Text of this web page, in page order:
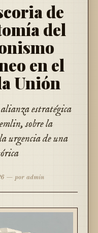
de
del
en el
Unión
estratégica
sobre la
urgencia de una
— por admin